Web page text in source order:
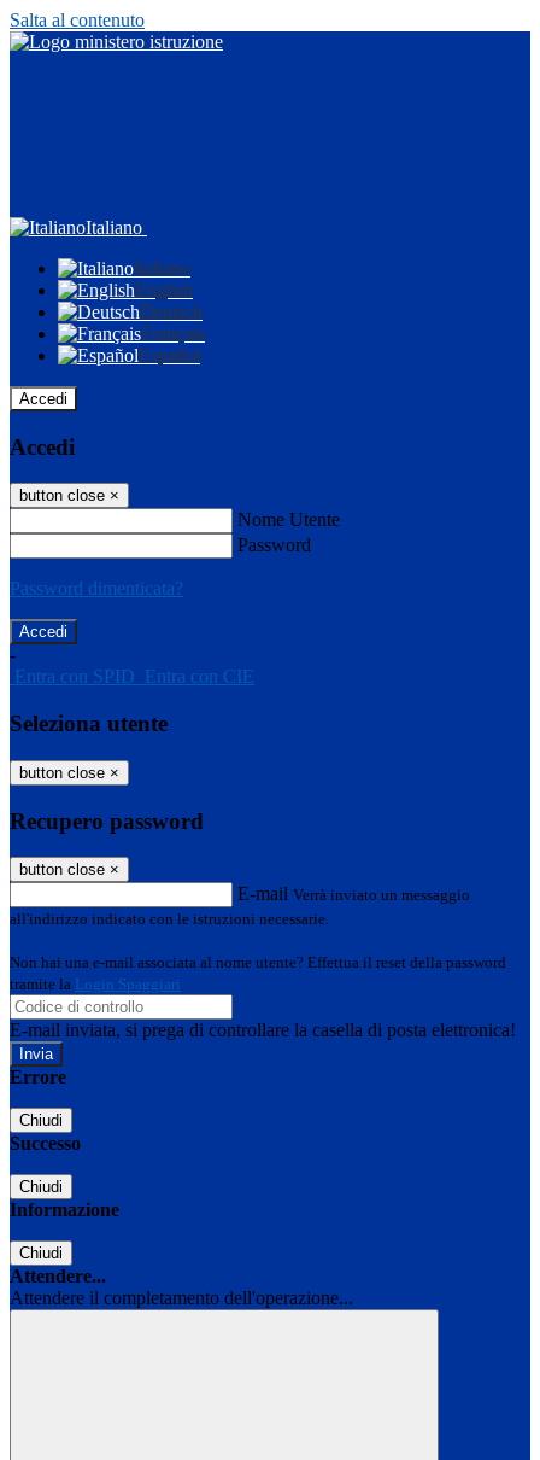
Salta al contenuto
Italiano
Italiano
English
Deutsch
Français
Español
Accedi
Accedi
button close ×
Nome Utente
Password
Password dimenticata?
-
Entra con SPID Entra con CIE
Seleziona utente
button close ×
Recupero password
button close ×
E-mail Verrà inviato un messaggio
all'indirizzo indicato con le istruzioni necessarie.
Non hai una e-mail associata al nome utente? Effettua il reset della password
tramite la Login Spaggiari
E-mail inviata, si prega di controllare la casella di posta elettronica!
Errore
Chiudi
Successo
Chiudi
Informazione
Chiudi
Attendere...
Attendere il completamento dell'operazione...